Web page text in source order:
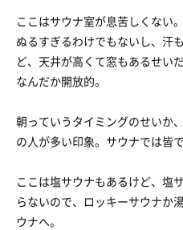
ここはサウナ室が息苦しくない。
ぬるすぎるわけでもないし、汗
ど、天井が高くて窓もあるせいだ
なんだか開放的。
朝っていうタイミングのせいか
の人が多い印象。サウナでは皆
ここは塩サウナもあるけど、塩
らないので、ロッキーサウナか
ウナへ。